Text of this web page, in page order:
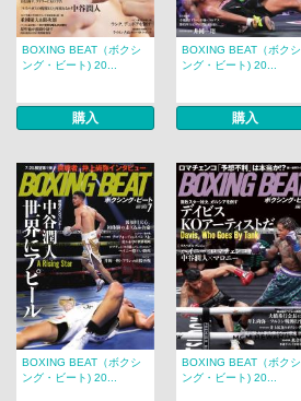
BOXING BEAT（ボクシ
ング・ビート) 20...
購入
BOXING BEAT（ボクシ
ング・ビート) 20...
購入
BOXING BEAT（ボクシ
ング・ビート) 20...
BOXING BEAT（ボクシ
ング・ビート) 20...